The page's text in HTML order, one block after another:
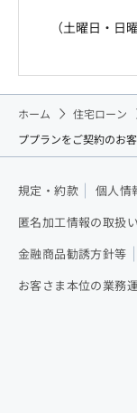
（土曜日・日
ホーム 住宅ローン
ププランをご契約のお
規定・約款 個人情
匿名加工情報の取扱
金融商品勧誘方針等
お客さま本位の業務